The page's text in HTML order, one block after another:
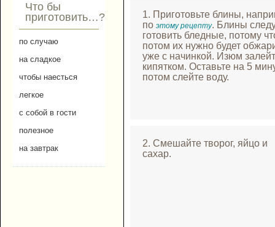
Что бы
приготовить…?
по случаю
на сладкое
чтобы наесться
легкое
с собой в гости
полезное
на завтрак
1. Приготовьте блины,
по этому рецепту. Блины
готовить бледные, потому
потом их нужно будет
уже с начинкой. Изюм
кипятком. Оставьте на 5
потом слейте воду.
2. Смешайте творог, яйцо и
сахар.